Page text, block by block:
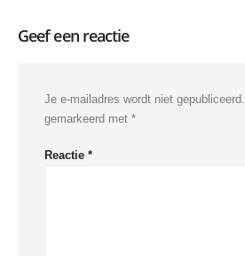
Geef een reactie
Je e-mailadres wordt niet gepubliceerd.
gemarkeerd met *
Reactie *